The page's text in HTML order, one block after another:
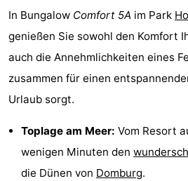
-
Spielplätze
-
Indoor-
Spielplätze
-
Minigolfplätze
Wellness-
Zentren
Dörfer
In Bungalow Comfort 5A im Park
genießen Sie sowohl den Komfort
auch die Annehmlichkeiten eines
zusammen für einen
Urlaub sorgt.
Toplage am Meer: Vom Resort
wenigen Minuten den
die Dünen von Domburg.